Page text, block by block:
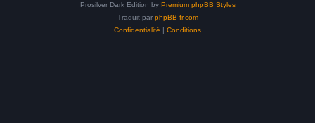
Prosilver Dark Edition by Premium phpBB Styles
Traduit par phpBB-fr.com
Confidentialité | Conditions